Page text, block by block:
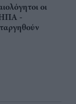
οι
ΗΠΑ -